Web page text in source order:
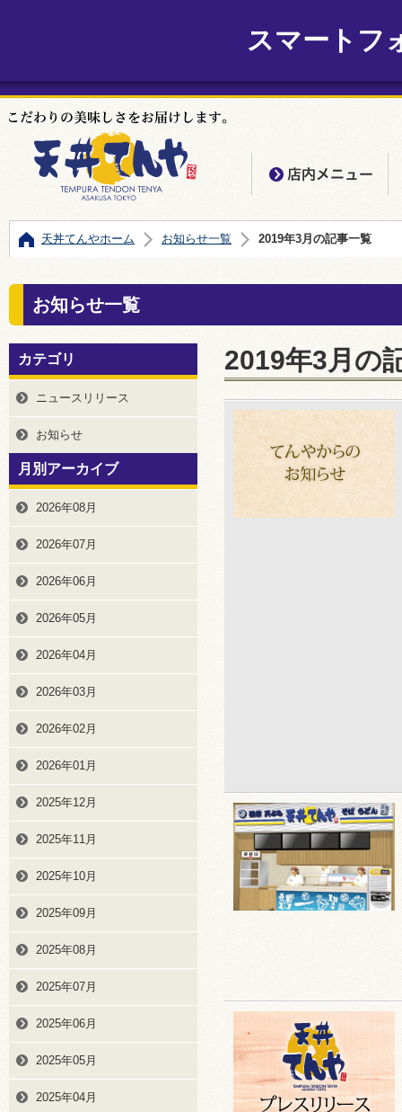
スマートフ
天丼てんやホーム お知らせ一覧 2019年3月の記事一覧
お知らせ一覧
2019年3月の
カテゴリ
ニュースリリース
お知らせ
月別アーカイブ
2026年08月
2026年07月
2026年06月
2026年05月
2026年04月
2026年03月
2026年02月
2026年01月
2025年12月
2025年11月
2025年10月
2025年09月
2025年08月
2025年07月
2025年06月
2025年05月
2025年04月